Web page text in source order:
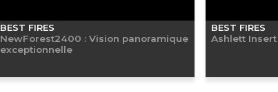
BEST FIRES
NewForest2400 : Vision panoramique
exceptionnelle
BEST FIRES
Ashlett